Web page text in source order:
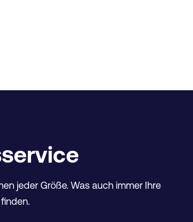
jeder Größe. Was auch immer Ihre